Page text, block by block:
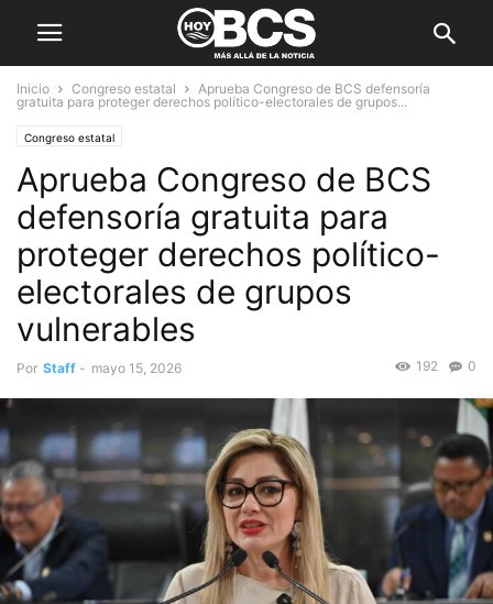
Inicio Congreso estatal
Aprueba Congreso de BCS defensoría
gratuita para proteger derechos político-electorales de grupos...
Congreso estatal
Aprueba Congreso de BCS
defensoría gratuita para
proteger derechos político-
electorales de grupos
vulnerables
Por Staff - mayo 15, 2026 0
192